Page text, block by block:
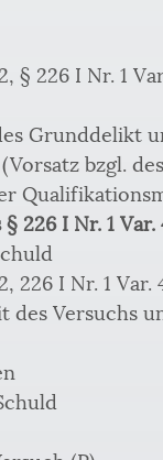
§ 226 I Nr. 1
Grunddelikt
bzgl.
226 I Nr. 1 Var.
226 I Nr. 1 Var.
des Versuchs